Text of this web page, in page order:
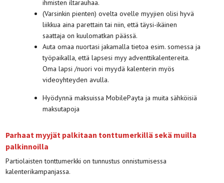
ihmisten iltarauhaa.
(Varsinkin pienten) ovelta ovelle myyjien olisi hyvä
liikkua aina parettain tai niin, että täysi-ikäinen
saattaja on kuulomatkan päässä.
Auta omaa nuortasi jakamalla tietoa esim. somessa ja
työpaikalla, että lapsesi myy adventtikalentereita.
Oma lapsi /nuori voi myydä kalenterin myös
videoyhteyden avulla.
Hyödynnä maksuissa MobilePayta ja muita sähköisiä
maksutapoja
Parhaat myyjät palkitaan tonttumerkillä sekä muilla
palkinnoilla
Partiolaisten tonttumerkki on tunnustus onnistumisessa
kalenterikampanjassa.